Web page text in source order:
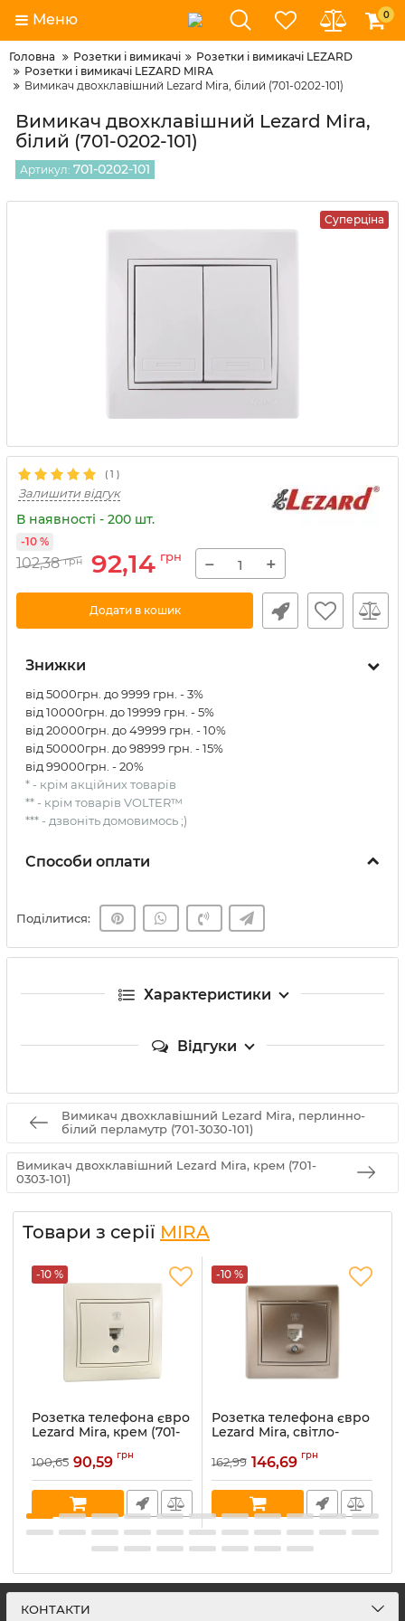
Меню 0
Головна Розетки і вимикачі
Розетки і вимикачі LEZARD
Розетки і вимикачі LEZARD MIRA
Вимикач двохклавішний Lezard Mira, білий (701-0202-101)
Вимикач двохклавішний Lezard Mira,
білий (701-0202-101)
Артикул: 701-0202-101
Суперціна
( 1 )
Залишити відгук
В наявності - 200 шт.
102,38 грн 92,14 грн
-10 %
− +
Додати в кошик
Знижки
від 5000грн. до 9999 грн. - 3%
від 10000грн. до 19999 грн. - 5%
від 20000грн. до 49999 грн. - 10%
від 50000грн. до 98999 грн. - 15%
від 99000грн. - 20%
* - крім акційних товарів
** - крім товарів VOLTER™
*** - дзвоніть домовимось ;)
Способи оплати
Поділитися:
Характеристики
Відгуки
Вимикач двохклавішний Lezard Mira, перлинно-
білий перламутр (701-3030-101)
Вимикач двохклавішний Lezard Mira, крем (701-
0303-101)
Товари з серії MIRA
-10 %
Розетка телефона євро
Lezard Mira, крем (701-
Артикул:701-0303-137
В наявності:5
100,65 90,59 грн
-10 %
Розетка телефона євро
Lezard Mira, світло-
перламутр (701-3131-137)
Артикул:701-3131-137
В наявності:
162,99 146,69 грн
КОНТАКТИ